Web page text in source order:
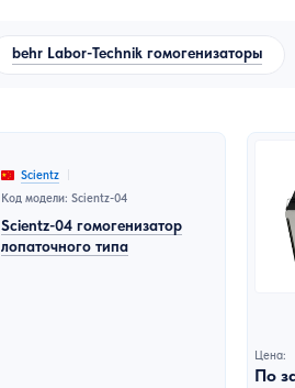
behr Labor-Technik гомогенизаторы
Scientz
Код модели: Scientz-04
Scientz-04 гомогенизатор
лопаточного типа
Цена:
По